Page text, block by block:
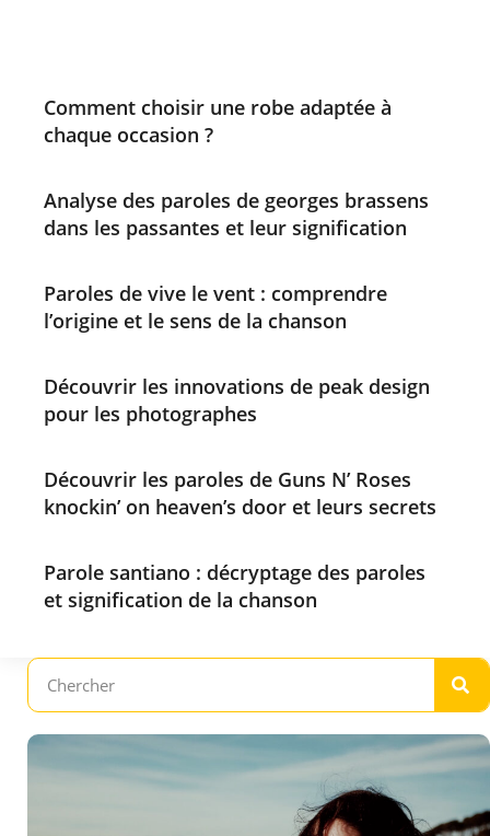
Comment choisir une robe adaptée à
chaque occasion ?
Analyse des paroles de georges brassens
dans les passantes et leur signification
Paroles de vive le vent : comprendre
l’origine et le sens de la chanson
Découvrir les innovations de peak design
pour les photographes
Découvrir les paroles de Guns N’ Roses
knockin’ on heaven’s door et leurs secrets
Parole santiano : décryptage des paroles
et signification de la chanson